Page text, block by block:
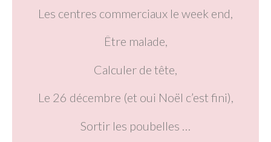
Les centres commerciaux le week end,
Être malade,
Calculer de tête,
Le 26 décembre (et oui Noël c’est fini),
Sortir les poubelles …